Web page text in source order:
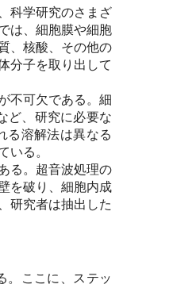
科学研究のさまざ
は、細胞膜や細胞
、核酸、その他の
分子を取り出して
不可欠である。細
ど、研究に必要な
る溶解法は異なる
る。
る。超音波処理の
を破り、細胞内成
研究者は抽出した
。ここに、ステッ